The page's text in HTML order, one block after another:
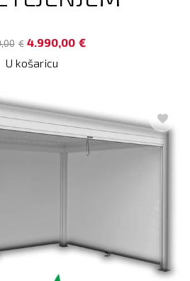
€ €
4.990,00
U košaricu